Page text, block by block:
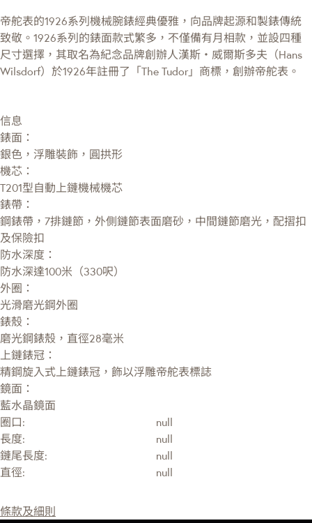
帝舵表的1926系列機械腕錶經典優雅，向品牌起源和製錶傳統
致敬。1926系列的錶面款式繁多，不僅備有月相款，並設四種
尺寸選擇，其取名為紀念品牌創辦人漢斯・威爾斯多夫（Hans
Wilsdorf）於1926年註冊了「The Tudor」商標，創辦帝舵表。
信息
錶面：
銀色，浮雕裝飾，圓拱形
機芯：
T201型自動上鏈機械機芯
錶帶：
鋼錶帶，7排鏈節，外側鏈節表面磨砂，中間鏈節磨光，配摺扣
及保險扣
防水深度：
防水深達100米（330呎）
外圈：
光滑磨光鋼外圈
錶殼：
磨光鋼錶殼，直徑28毫米
上鏈錶冠：
精鋼旋入式上鏈錶冠，飾以浮雕帝舵表標誌
鏡面：
藍水晶鏡面
圈口:
null
長度:
null
鏈尾長度:
null
直徑:
null
條款及細則